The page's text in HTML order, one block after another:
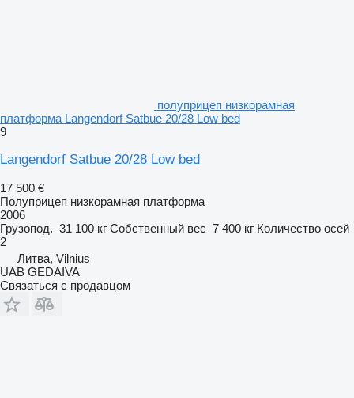
полуприцеп низкорамная
платформа Langendorf Satbue 20/28 Low bed
9
Langendorf Satbue 20/28 Low bed
17 500 €
Полуприцеп низкорамная платформа
2006
Грузопод. 31 100 кг Собственный вес 7 400 кг Количество осей
2
Литва, Vilnius
UAB GEDAIVA
Связаться с продавцом